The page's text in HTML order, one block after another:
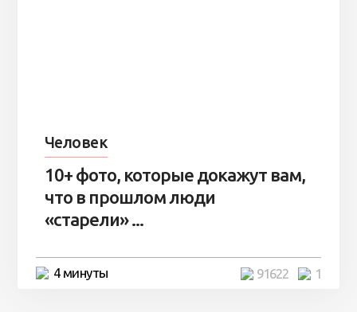
Человек
10+ фото, которые докажут вам,
что в прошлом люди
«старели» ...
4 минуты 1
91622